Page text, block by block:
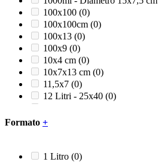
Verde foglia
Verde lime(0)
100x100 (0)
100x100cm (0)
100x13 (0)
100x9 (0)
10x4 cm (0)
10x7x13 cm (0)
11,5x7 (0)
12 Litri - 25x40 (0)
120 Litri
12x28 (0)
Formato +
1 Litro (0)